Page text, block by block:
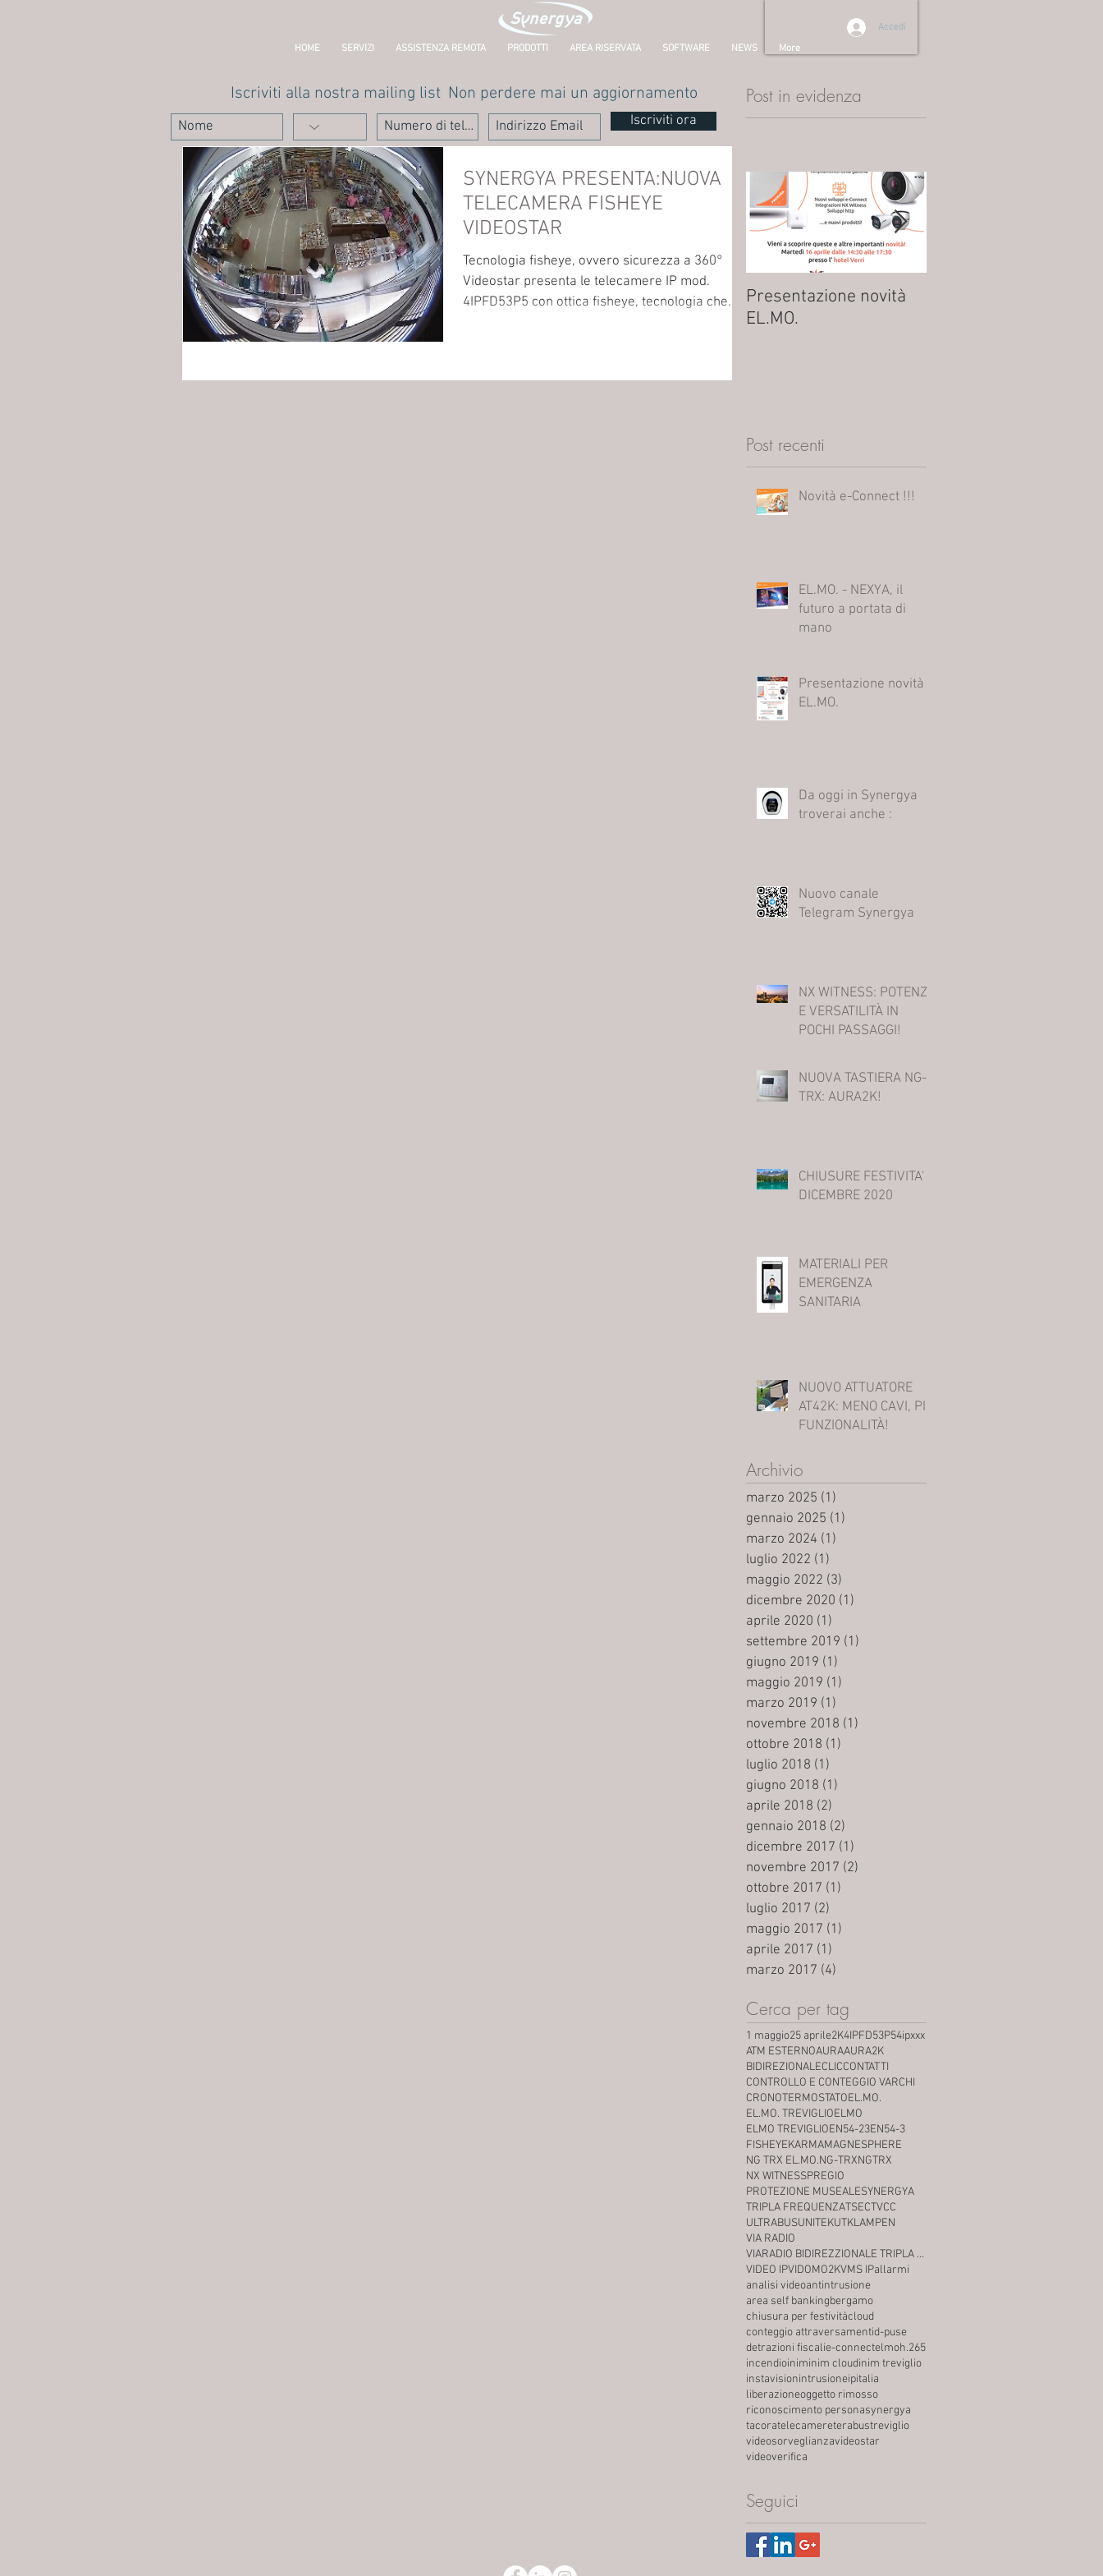
HOME SERVIZI ASSISTENZA REMOTA PRODOTTI AREA RISERVATA SOFTWARE NEWS More
Accedi
SYNERGYA PRESENTA:NUOVA
TELECAMERA FISHEYE
VIDEOSTAR
Tecnologia fisheye, ovvero sicurezza a 360°
Videostar presenta le telecamere IP mod.
4IPFD53P5 con ottica fisheye, tecnologia che...
Iscriviti alla nostra mailing list Non perdere mai un aggiornamento
Iscriviti ora
Post in evidenza
Presentazione novità
EL.MO.
Post recenti
Novità e-Connect !!!
EL.MO. - NEXYA, il
futuro a portata di
mano
Presentazione novità
EL.MO.
Da oggi in Synergya
troverai anche :
Nuovo canale
Telegram Synergya
NX WITNESS: POTENZA
E VERSATILITÀ IN
POCHI PASSAGGI!
NUOVA TASTIERA NG-
TRX: AURA2K!
CHIUSURE FESTIVITA'
DICEMBRE 2020
MATERIALI PER
EMERGENZA
SANITARIA
NUOVO ATTUATORE
AT42K: MENO CAVI, PIÙ
FUNZIONALITÀ!
Archivio
marzo 2025 (1)
gennaio 2025 (1)
marzo 2024 (1)
luglio 2022 (1)
maggio 2022 (3)
dicembre 2020 (1)
aprile 2020 (1)
settembre 2019 (1)
giugno 2019 (1)
maggio 2019 (1)
marzo 2019 (1)
novembre 2018 (1)
ottobre 2018 (1)
luglio 2018 (1)
giugno 2018 (1)
aprile 2018 (2)
gennaio 2018 (2)
dicembre 2017 (1)
novembre 2017 (2)
ottobre 2017 (1)
luglio 2017 (2)
maggio 2017 (1)
aprile 2017 (1)
marzo 2017 (4)
Cerca per tag
1 maggio25 aprile2K4IPFD53P54ipxxx
ATM ESTERNOAURAAURA2K
BIDIREZIONALECLICCONTATTI
CONTROLLO E CONTEGGIO VARCHI
CRONOTERMOSTATOEL.MO.
EL.MO. TREVIGLIOELMO
ELMO TREVIGLIOEN54-23EN54-3
FISHEYEKARMAMAGNESPHERE
NG TRX EL.MO.NG-TRXNGTRX
NX WITNESSPREGIO
PROTEZIONE MUSEALESYNERGYA
TRIPLA FREQUENZATSECTVCC
ULTRABUSUNITEKUTKLAMPEN
VIA RADIO
VIARADIO BIDIREZZIONALE TRIPLA FREQUENZA
VIDEO IPVIDOMO2KVMS IPallarmi
analisi videoantintrusione
area self bankingbergamo
chiusura per festivitàcloud
conteggio attraversamentid-puse
detrazioni fiscalie-connectelmoh.265
incendioiniminim cloudinim treviglio
instavisionintrusioneipitalia
liberazioneoggetto rimosso
riconoscimento personasynergya
tacoratelecamereterabustreviglio
videosorveglianzavideostar
videoverifica
Seguici